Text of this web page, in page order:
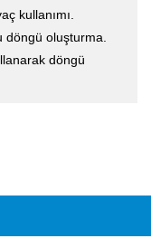
kullanımı.
döngü oluşturma.
döngü